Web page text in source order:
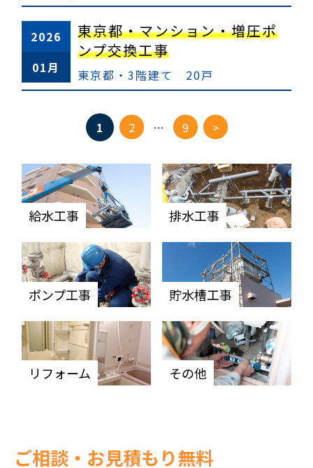
給水工事 排水工事
ポンプ工事 貯水槽工事
リフォーム その他
2026
01月
東京都・マンション・増圧ポ
ンプ交換工事
東京都・3階建て 20戸
移
動
1 2 … 9 >
ご相談・お見積もり無料